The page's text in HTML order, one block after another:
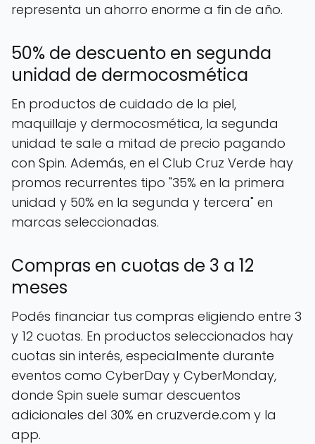
representa un ahorro enorme a fin de año.
50% de descuento en segunda
unidad de dermocosmética
En productos de cuidado de la piel,
maquillaje y dermocosmética, la segunda
unidad te sale a mitad de precio pagando
con Spin. Además, en el Club Cruz Verde hay
promos recurrentes tipo "35% en la primera
unidad y 50% en la segunda y tercera" en
marcas seleccionadas.
Compras en cuotas de 3 a 12
meses
Podés financiar tus compras eligiendo entre 3
y 12 cuotas. En productos seleccionados hay
cuotas sin interés, especialmente durante
eventos como CyberDay y CyberMonday,
donde Spin suele sumar descuentos
adicionales del 30% en cruzverde.com y la
app.